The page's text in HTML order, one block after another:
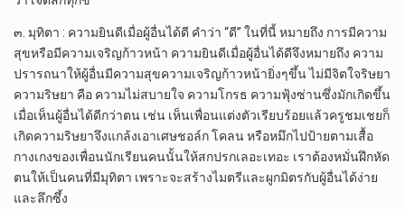
๓. มุทิตา : ความยินดีเมื่อผู้อื่นได้ดี คำว่า “ดี” ในที่นี้ หมายถึง การมีความ
สุขหรือมีความเจริญก้าวหน้า ความยินดีเมื่อผู้อื่นได้ดีจึงหมายถึง ความ
ปรารถนาให้ผู้อื่นมีความสุขความเจริญก้าวหน้ายิ่งๆขึ้น ไม่มีจิตใจริษยา
ความริษยา คือ ความไม่สบายใจ ความโกรธ ความฟุ้งซ่านซึ่งมักเกิดขึ้น
เมื่อเห็นผู้อื่นได้ดีกว่าตน เช่น เห็นเพื่อนแต่งตัวเรียบร้อยแล้วครูชมเชยก็
เกิดความริษยาจึงแกล้งเอาเศษชอล์ก โคลน หรือหมึกไปป้ายตามเสื้อ
กางเกงของเพื่อนนักเรียนคนนั้นให้สกปรกเลอะเทอะ เราต้องหมั่นฝึกหัด
ตนให้เป็นคนที่มีมุทิตา เพราะจะสร้างไมตรีและผูกมิตรกับผู้อื่นได้ง่าย
และลึกซึ้ง